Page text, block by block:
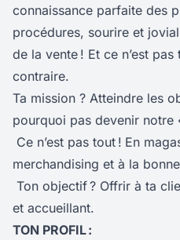
connaissance parfaite des
procédures, sourire et
de la vente ! Et ce n’est
contraire.
Ta mission ? Atteindre les
pourquoi pas devenir notre
Ce n’est pas tout ! En
merchandising et à la
Ton objectif ? Offrir à ta
et accueillant.
TON PROFIL :